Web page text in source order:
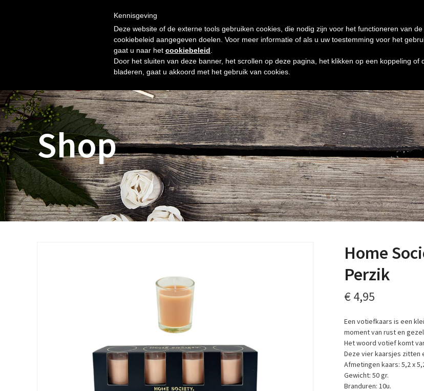
NIEUW OVER ONS
Shop
Home
Perzik
€4,95
Een votiefkaars is een
moment van rust en
Het woord votief komt
Deze vier kaarsjes zitten
Afmetingen kaars: 5,2 x
Gewicht: 50 gr.
Branduren: 10u.
Kennisgeving
Deze website of de externe tools gebruiken cookies, die nodig zijn voor het functioneren van
cookiebeleid aangegeven doelen. Voor meer informatie of als u uw toestemming voor het
gaat u naar het cookiebeleid
Door het sluiten van deze banner, het scrollen op deze pagina, het klikken op een koppeling
bladeren, gaat u akkoord met het gebruik van cookies.